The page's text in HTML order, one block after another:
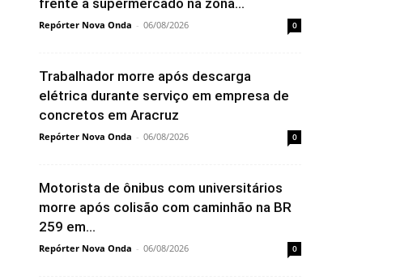
frente a supermercado na zona...
Repórter Nova Onda - 06/08/2026 0
Trabalhador morre após descarga
elétrica durante serviço em empresa de
concretos em Aracruz
Repórter Nova Onda - 06/08/2026 0
Motorista de ônibus com universitários
morre após colisão com caminhão na BR
259 em...
Repórter Nova Onda - 06/08/2026 0